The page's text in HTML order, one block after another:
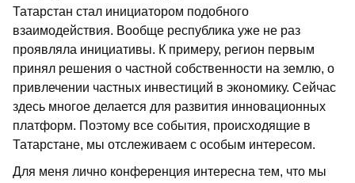
Татарстан стал инициатором подобного
взаимодействия. Вообще республика уже не раз
проявляла инициативы. К примеру, регион первым
принял решения о частной собственности на землю, о
привлечении частных инвестиций в экономику. Сейчас
здесь многое делается для развития инновационных
платформ. Поэтому все события, происходящие в
Татарстане, мы отслеживаем с особым интересом.
Для меня лично конференция интересна тем, что мы